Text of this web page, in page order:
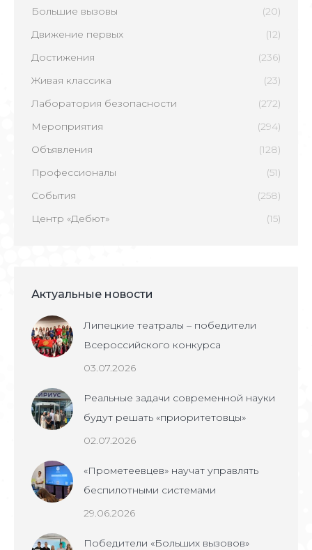
Большие вызовы
(20)
Движение первых
(12)
Достижения
(236)
Живая классика
(23)
Лаборатория безопасности
(272)
Мероприятия
(294)
Объявления
(128)
Профессионалы
(51)
События
(258)
Центр «Дебют»
(15)
Актуальные новости
Липецкие театралы – победители
Всероссийского конкурса
03.07.2026
Реальные задачи современной науки
будут решать «приоритетовцы»
02.07.2026
«Прометеевцев» научат управлять
беспилотными системами
29.06.2026
Победители «Больших вызовов»